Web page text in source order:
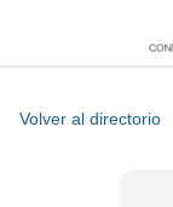
Volver al directorio